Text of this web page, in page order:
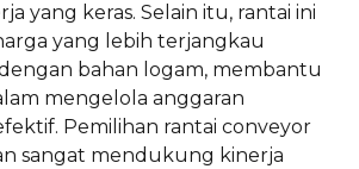
yang keras. Selain itu, rantai ini
yang lebih terjangkau
bahan logam, membantu
mengelola anggaran
Pemilihan rantai conveyor
sangat mendukung kinerja